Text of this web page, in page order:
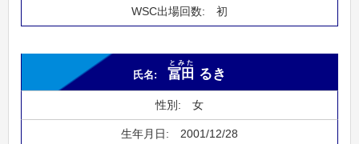
初
冨田
とみた
るき
女
2001/12/28